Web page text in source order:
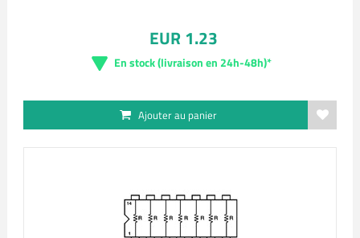
EUR 1.23
En stock (livraison en 24h-48h)*
Ajouter au panier